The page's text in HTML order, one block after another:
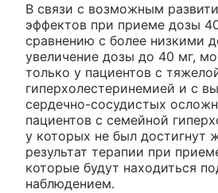
В связи с возможным
эффектов при приеме дозы
сравнению с более низкими
увеличение дозы до 40 мг,
только у пациентов с
гиперхолестеринемией и с
сердечно-сосудистых
пациентов с семейной
у которых не был достигнут
результат терапии при
которые будут находиться
наблюдением.